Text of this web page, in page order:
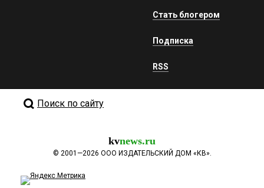
Стать блогером
Подписка
RSS
Поиск по сайту
kvnews.ru
© 2001—2026 ООО ИЗДАТЕЛЬСКИЙ ДОМ «КВ».